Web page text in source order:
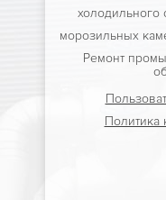
холодильного
морозильных
Ремонт
Политика